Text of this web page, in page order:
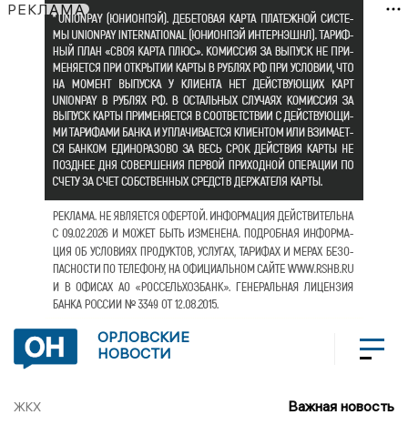
РЕКЛАМА
ОРЛОВСКИЕ
НОВОСТИ
ЖКХ Важная новость